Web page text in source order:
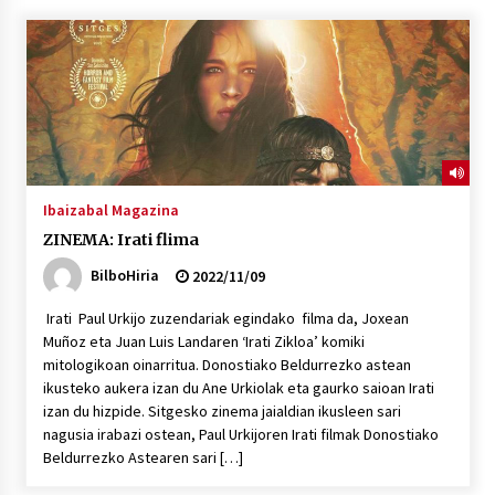
“Hiztegi bat” Gorka Urbizuk idatzitako letren
hiztegia
2026/07/23
Bakaikuko barnetegitik gazteek egindako saio
berezia
Kontserbatorioan protagonista
2026/07/15
Gaur abitua da Bilbao bbk live jaialdia
Ibaizabal Magazina
ZINEMA: Irati flima
BilboHiria
2022/11/09
Irati Paul Urkijo zuzendariak egindako filma da, Joxean
Muñoz eta Juan Luis Landaren ‘Irati Zikloa’ komiki
mitologikoan oinarritua. Donostiako Beldurrezko astean
ikusteko aukera izan du Ane Urkiolak eta gaurko saioan Irati
izan du hizpide. Sitgesko zinema jaialdian ikusleen sari
nagusia irabazi ostean, Paul Urkijoren Irati filmak Donostiako
Beldurrezko Astearen sari […]